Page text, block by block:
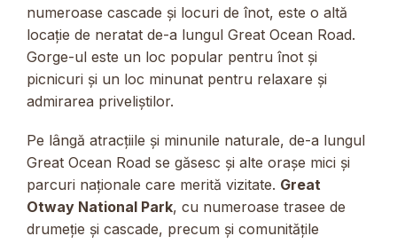
numeroase cascade și locuri de înot, este o altă
locație de neratat de-a lungul Great Ocean Road.
Gorge-ul este un loc popular pentru înot și
picnicuri și un loc minunat pentru relaxare și
admirarea priveliștilor.
Pe lângă atracțiile și minunile naturale, de-a lungul
Great Ocean Road se găsesc și alte orașe mici și
parcuri naționale care merită vizitate. Great
Otway National Park, cu numeroase trasee de
drumeție și cascade, precum și comunitățile